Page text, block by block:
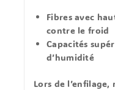
Fibres avec
contre le froid
Capacités
d’humidité
Lors de